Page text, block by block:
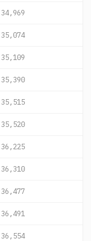
34,969
35,074
35,109
35,390
35,515
35,520
36,225
36,310
36,477
36,491
36,554